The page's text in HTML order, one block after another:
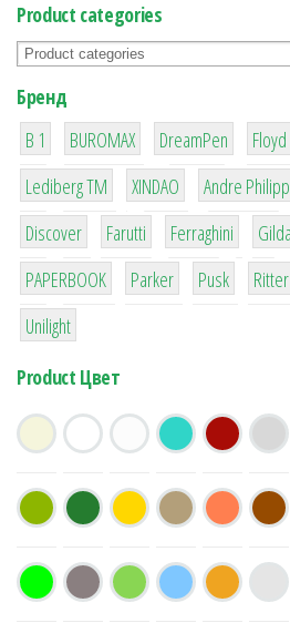
Product categories
Бренд
B 1
1
BUROMAX
1
DreamPen
2
Floyd
3
Lediberg ТМ
3
XINDAO
1
Andre
64
Discover
299
Farutti
4
Ferraghini
8
PAPERBOOK
6
Parker
2
Pusk
22
1
Unilight
Product Цвет